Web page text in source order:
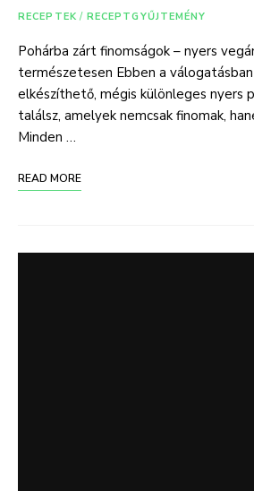
RECEPTEK / RECEPTGYŰJTEMÉNY
Pohárba zárt finomságok – nyers
természetesen Ebben a
elkészíthető, mégis különleges nyers
találsz, amelyek nemcsak finomak,
Minden …
READ MORE